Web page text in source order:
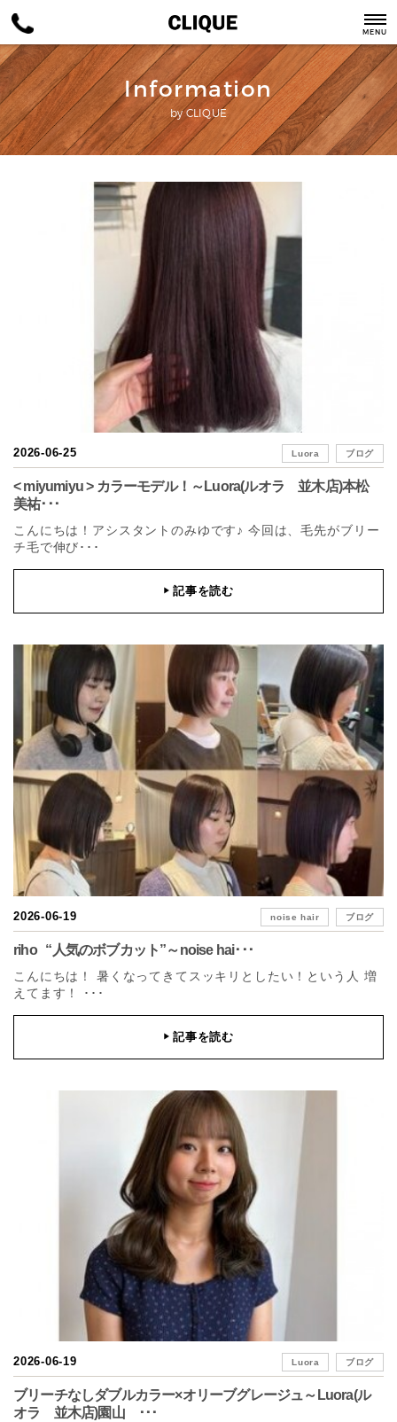
MENU
Information
by CLIQUE
2026-06-25 Luora ブログ
< miyumiyu > カラーモデル！～Luora(ルオラ 並木店)本松
美祐･･･
こんにちは！アシスタントのみゆです♪ 今回は、毛先がブリー
チ毛で伸び･･･
▶記事を読む
2026-06-19 noise hair ブログ
riho “人気のボブカット”～noise hai･･･
こんにちは！ 暑くなってきてスッキリとしたい！という人 増
えてます！ ･･･
▶記事を読む
2026-06-19 Luora ブログ
ブリーチなしダブルカラー×オリーブグレージュ～Luora(ル
オラ 並木店)園山 ･･･